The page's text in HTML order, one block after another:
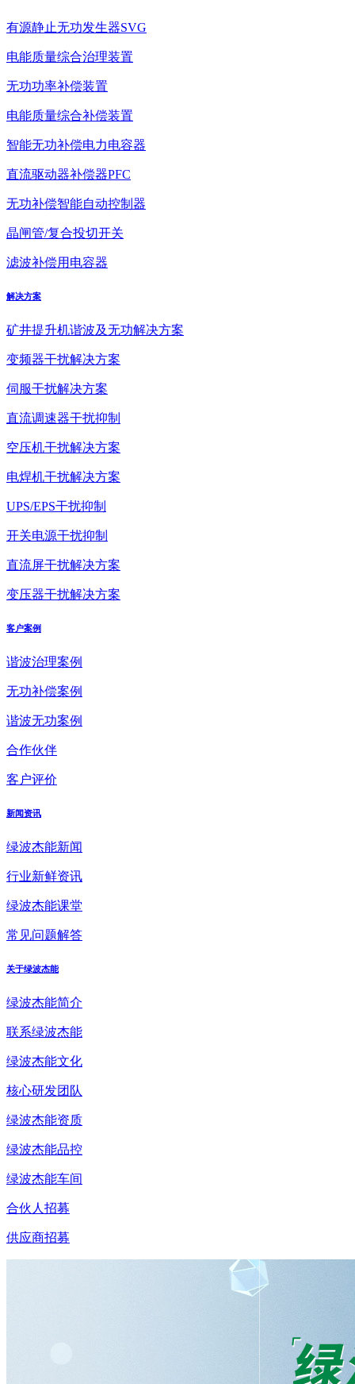
有源静止无功发生器SVG
电能质量综合治理装置
无功功率补偿装置
电能质量综合补偿装置
智能无功补偿电力电容器
直流驱动器补偿器PFC
无功补偿智能自动控制器
晶闸管/复合投切开关
滤波补偿用电容器
解决方案
矿井提升机谐波及无功解决方案
变频器干扰解决方案
伺服干扰解决方案
直流调速器干扰抑制
空压机干扰解决方案
电焊机干扰解决方案
UPS/EPS干扰抑制
开关电源干扰抑制
直流屏干扰解决方案
变压器干扰解决方案
客户案例
谐波治理案例
无功补偿案例
谐波无功案例
合作伙伴
客户评价
新闻资讯
绿波杰能新闻
行业新鲜资讯
绿波杰能课堂
常见问题解答
关于绿波杰能
绿波杰能简介
联系绿波杰能
绿波杰能文化
核心研发团队
绿波杰能资质
绿波杰能品控
绿波杰能车间
合伙人招募
供应商招募